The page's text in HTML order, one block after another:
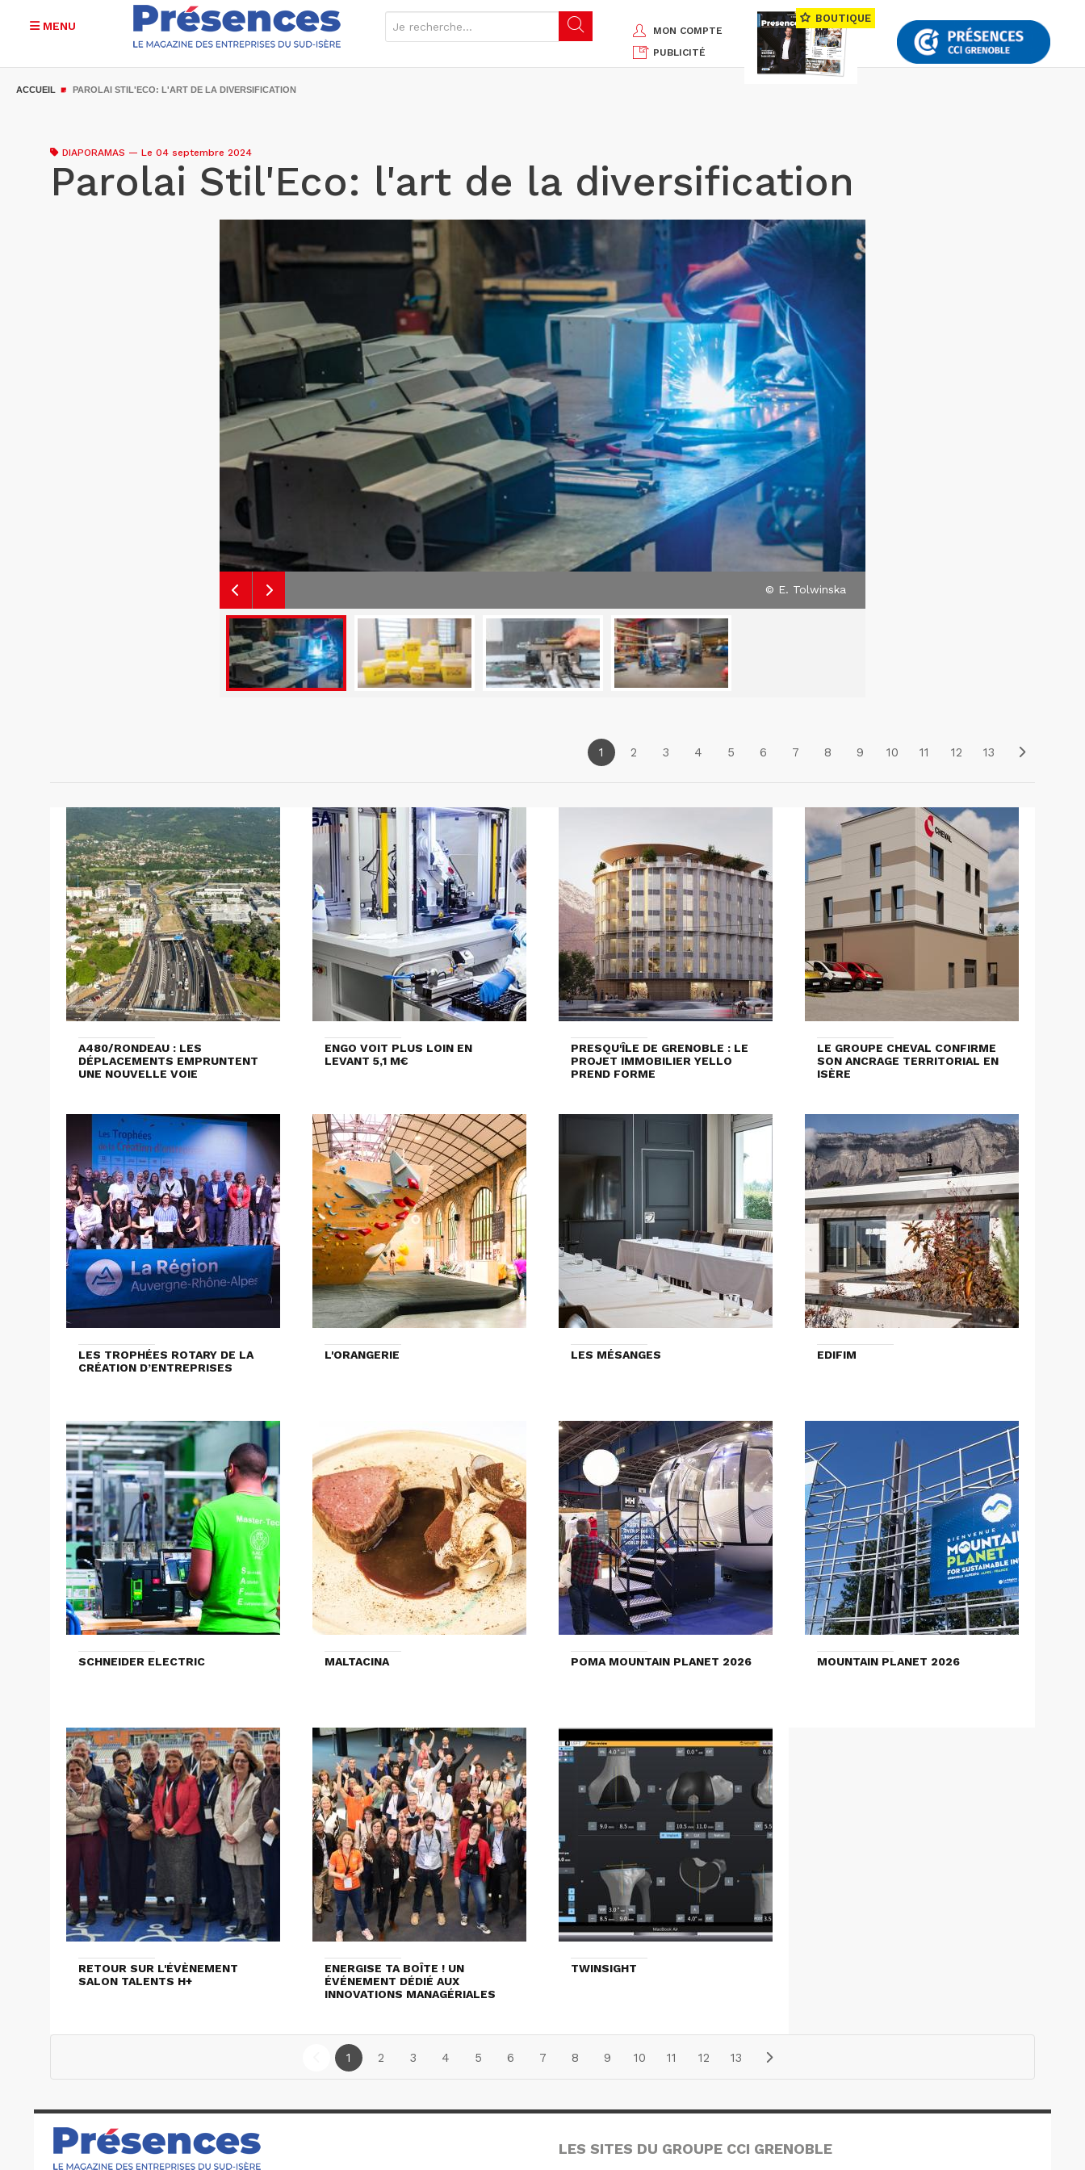
MENU
MON COMPTE
PUBLICITÉ
BOUTIQUE
ACCUEIL PAROLAI STIL'ECO: L'ART DE LA DIVERSIFICATION
DIAPORAMAS — Le 04 septembre 2024
Parolai Stil'Eco: l'art de la diversification
© E. Tolwinska
1 2 3 4 5 6 7 8 9 10 11 12 13
A480/RONDEAU : LES
DÉPLACEMENTS EMPRUNTENT
UNE NOUVELLE VOIE
ENGO VOIT PLUS LOIN EN
LEVANT 5,1 M€
PRESQU'ÎLE DE GRENOBLE : LE
PROJET IMMOBILIER YELLO
PREND FORME
LE GROUPE CHEVAL CONFIRME
SON ANCRAGE TERRITORIAL EN
ISÈRE
LES TROPHÉES ROTARY DE LA
CRÉATION D’ENTREPRISES
L'ORANGERIE LES MÉSANGES EDIFIM
SCHNEIDER ELECTRIC MALTACINA POMA MOUNTAIN PLANET 2026 MOUNTAIN PLANET 2026
RETOUR SUR L'ÉVÈNEMENT
SALON TALENTS H+
ENERGISE TA BOÎTE ! UN
ÉVÉNEMENT DÉDIÉ AUX
INNOVATIONS MANAGÉRIALES
TWINSIGHT
1 2 3 4 5 6 7 8 9 10 11 12 13
LES SITES DU GROUPE CCI GRENOBLE